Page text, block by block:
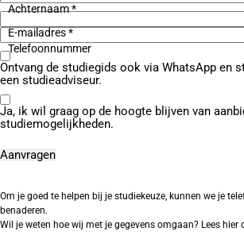
Achternaam *
E-mailadres *
Telefoonnummer
Ontvang de studiegids ook via WhatsApp en
een studieadviseur.
Ja, ik wil graag op de hoogte blijven van
studiemogelijkheden.
Om je goed te helpen bij je studiekeuze, kunnen we je
benaderen.
Wil je weten hoe wij met je gegevens omgaan? Lees hier